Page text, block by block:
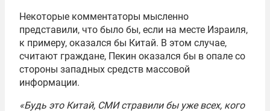
Некоторые комментаторы мысленно
представили, что было бы, если на месте Израиля,
к примеру, оказался бы Китай. В этом случае,
считают граждане, Пекин оказался бы в опале со
стороны западных средств массовой
информации.
«Будь это Китай, СМИ стравили бы уже всех, кого